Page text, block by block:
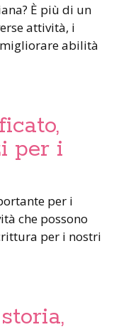
attività, i
abilità
per i
che possono
per i nostri